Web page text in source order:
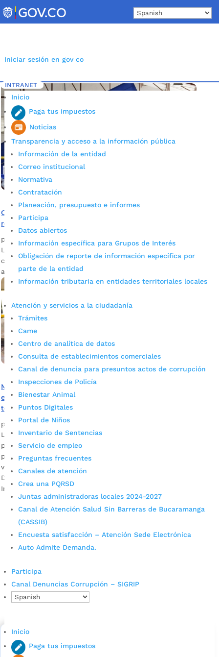
to
content
Iniciar sesión en gov co
INTRANET
Inicio
Paga tus impuestos
Noticias
Transparencia y acceso a la información pública
Información de la entidad
Correo institucional
Normativa
Contratación
Planeación, presupuesto e informes
Participa
Datos abiertos
Información específica para Grupos de Interés
Obligación de reporte de información específica por
parte de la entidad
Información tributaria en entidades territoriales locales
Atención y servicios a la ciudadanía
Trámites
Came
Centro de analítica de datos
Consulta de establecimientos comerciales
Canal de denuncia para presuntos actos de corrupción
Inspecciones de Policía
Bienestar Animal
Puntos Digitales
Portal de Niños
Inventario de Sentencias
Servicio de empleo
Preguntas frecuentes
Canales de atención
Crea una PQRSD
Juntas administradoras locales 2024-2027
Canal de Atención Salud Sin Barreras de Bucaramanga
(CASSIB)
Encuesta satisfacción – Atención Sede Electrónica
Auto Admite Demanda.
Participa
Canal Denuncias Corrupción – SIGRIP
Inicio
Paga tus impuestos
Inicio 5 Etiqueta: Residuos aprovechables
Conozca en cifras los residuos aprovechables que se
recolectan en Bucaramanga
por Juan Sebastián Osbon Morales Nov 8, 2021
Noticias
La Alcaldía de Bucaramanga ha liderado diferentes
campañas para incentivar la cultura del reciclaje y el
aprovechamiento de residuos.
Más de 50 toneladas de residuos aprovechables se
esperan recolectar, en el sector Centro, durante la
temporada navideña
por Alcaldía de Bucaramanga
La Empresa de Aseo Municipal, EMAB, ya inició la campaña
pedagógica para que los comerciantes separen el plástico, el
papel, el vidrio, el cartón, el metal y el tetrapak, que se
visibilizan en gran cantidad, en estas fiestas de fin de año.
Descargue audio: Leidy Reyes, jefe de la Oficina de
Innovación Ambiental de la […]
Cupos Escolares Bucaramanga 2022
Consulta aqui los pasos para inscribirse y solicitar un
Alcaldía de Bucaramanga